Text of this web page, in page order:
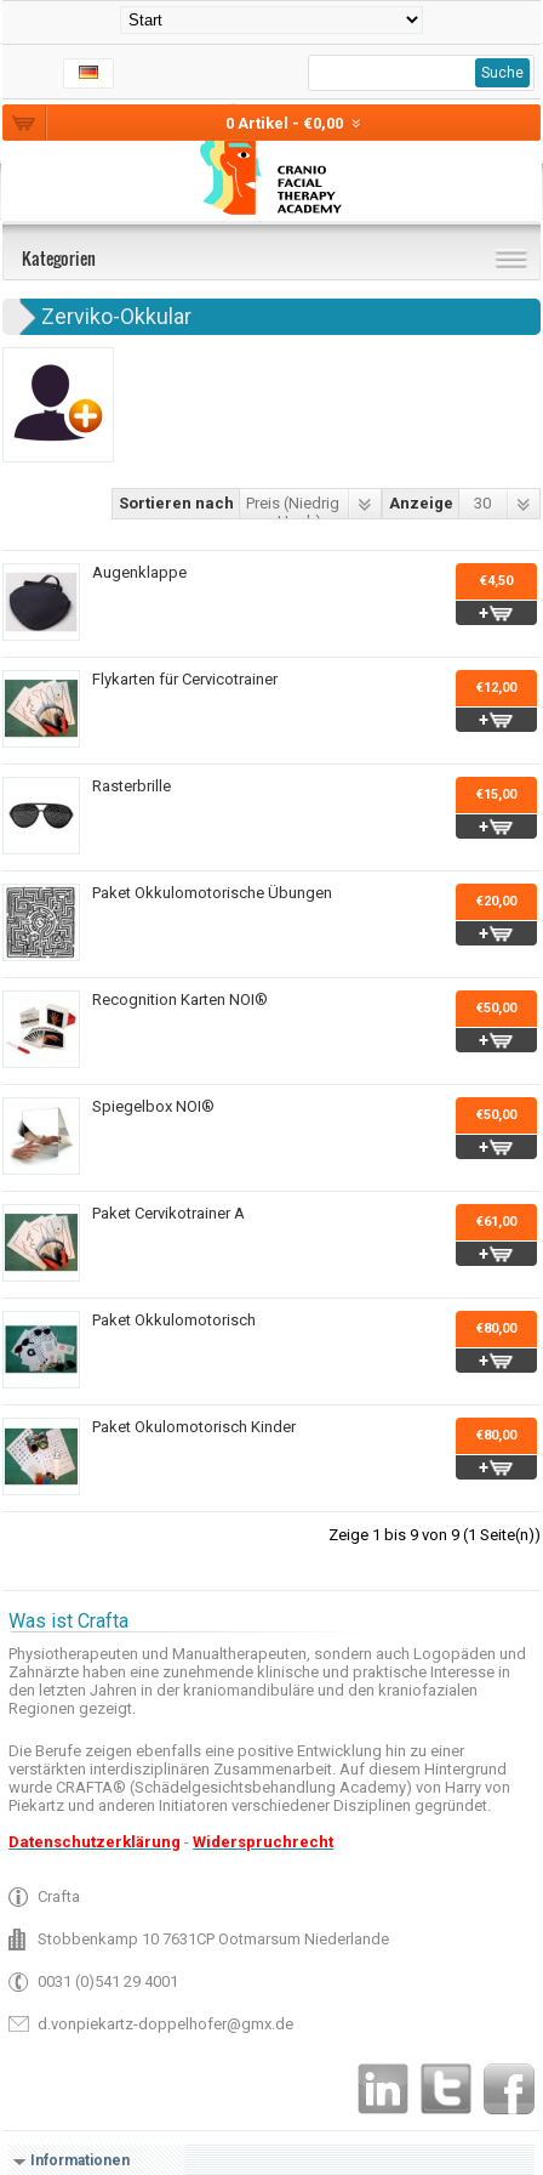
0 Artikel - €0,00
Suche
Kategorien
Zerviko-Okkular
Anzeige 30
Sortieren nach
Preis (Niedrig
> Hoch)
Augenklappe €4,50
Flykarten für Cervicotrainer €12,00
Rasterbrille €15,00
Paket Okkulomotorische Übungen €20,00
Recognition Karten NOI® €50,00
Spiegelbox NOI® €50,00
Paket Cervikotrainer A €61,00
Paket Okkulomotorisch €80,00
Paket Okulomotorisch Kinder €80,00
Zeige 1 bis 9 von 9 (1 Seite(n))
Was ist Crafta
Physiotherapeuten und Manualtherapeuten, sondern auch Logopäden und
Zahnärzte haben eine zunehmende klinische und praktische Interesse in
den letzten Jahren in der kraniomandibuläre und den kraniofazialen
Regionen gezeigt.
Die Berufe zeigen ebenfalls eine positive Entwicklung hin zu einer
verstärkten interdisziplinären Zusammenarbeit. Auf diesem Hintergrund
wurde CRAFTA® (Schädelgesichtsbehandlung Academy) von Harry von
Piekartz und anderen Initiatoren verschiedener Disziplinen gegründet.
Datenschutzerklärung -Widerspruchrecht
Crafta
Stobbenkamp 10 7631CP Ootmarsum Niederlande
0031 (0)541 29 4001
d.vonpiekartz-doppelhofer@gmx.de
Informationen